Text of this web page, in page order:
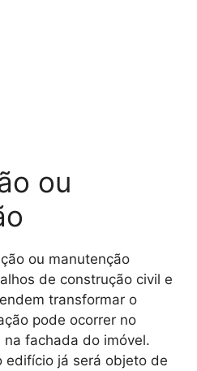
ou
ou manutenção
de construção civil e
transformar o
pode ocorrer no
fachada do imóvel.
edifício já será objeto de